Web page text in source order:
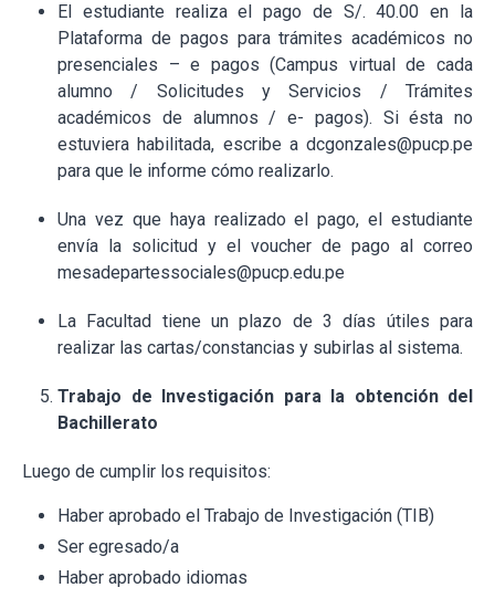
El estudiante realiza el pago de S/. 40.00 en la
Plataforma de pagos para trámites académicos no
presenciales – e pagos (Campus virtual de cada
alumno / Solicitudes y Servicios / Trámites
académicos de alumnos / e- pagos). Si ésta no
estuviera habilitada, escribe a dcgonzales@pucp.pe
para que le informe cómo realizarlo.
Una vez que haya realizado el pago, el estudiante
envía la solicitud y el voucher de pago al correo
mesadepartessociales@pucp.edu.pe
La Facultad tiene un plazo de 3 días útiles para
realizar las cartas/constancias y subirlas al sistema.
Trabajo de Investigación para la obtención del
Bachillerato
Luego de cumplir los requisitos:
Haber aprobado el Trabajo de Investigación (TIB)
Ser egresado/a
Haber aprobado idiomas